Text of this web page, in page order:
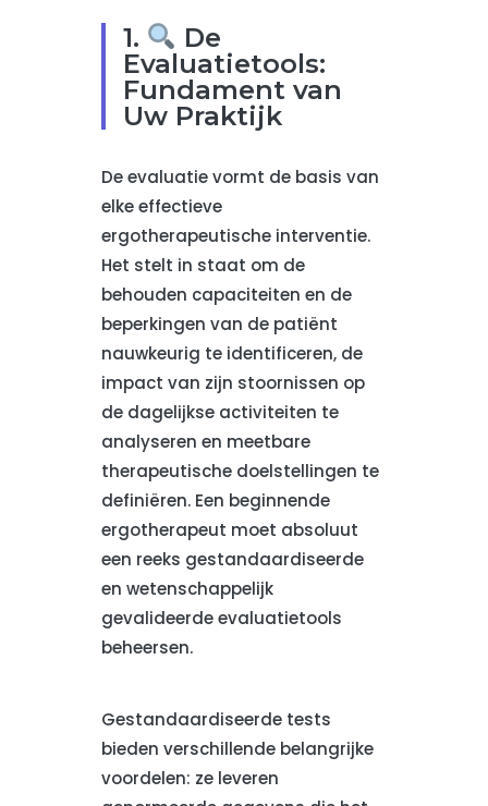
1.
De
Evaluatietools:
Fundament van
Uw Praktijk
De evaluatie vormt de basis van
elke effectieve
ergotherapeutische interventie.
Het stelt in staat om de
behouden capaciteiten en de
beperkingen van de patiënt
nauwkeurig te identificeren, de
impact van zijn stoornissen op
de dagelijkse activiteiten te
analyseren en meetbare
therapeutische doelstellingen te
definiëren. Een beginnende
ergotherapeut moet absoluut
een reeks gestandaardiseerde
en wetenschappelijk
gevalideerde evaluatietools
beheersen.
Gestandaardiseerde tests
bieden verschillende belangrijke
voordelen: ze leveren